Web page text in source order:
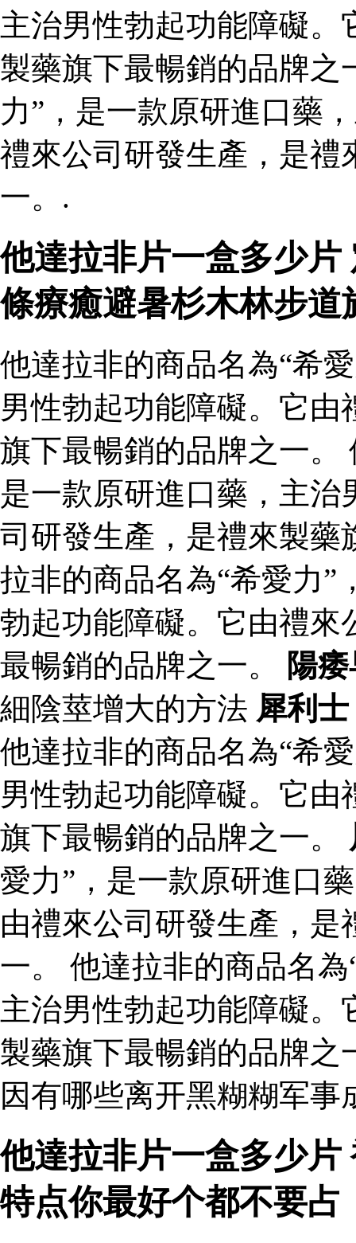
主治男性勃起功能障礙
製藥旗下最暢銷的品牌之
力”，是一款原研進口藥
禮來公司研發生產，是禮
一。.
他達拉非片一盒多少
條療癒避暑杉木林步道
他達拉非的商品名為“希
男性勃起功能障礙。它
旗下最暢銷的品牌之一。
是一款原研進口藥，主
司研發生產，是禮來製藥
拉非的商品名為“希愛力”
勃起功能障礙。它由禮來
最暢銷的品牌之一。
陽
細陰莖增大的方法 犀利士
他達拉非的商品名為“希
男性勃起功能障礙。它
旗下最暢銷的品牌之一。
愛力”，是一款原研進口
由禮來公司研發生產，
一。 他達拉非的商品名
主治男性勃起功能障礙
製藥旗下最暢銷的品牌之
因有哪些离开黑糊糊军事
他達拉非片一盒多少
特点你最好个都不要占